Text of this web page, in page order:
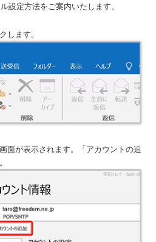
定方法をご案内いたします。
します。
面が表示されます。「アカウントの追